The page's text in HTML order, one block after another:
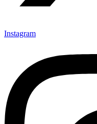
Instagram